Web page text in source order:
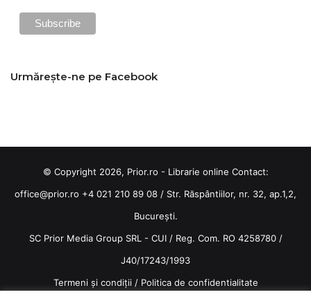
Urmărește-ne pe Facebook
© Copyright 2026, Prior.ro - Librarie online Contact:
office@prior.ro +4 021 210 89 08 / Str. Răspântiilor, nr. 32, ap.1,2,
București.
SC Prior Media Group SRL - CUI / Reg. Com. RO 4258780 /
J40/17243/1993
Termeni și condiții/ Politica de confidentialitate